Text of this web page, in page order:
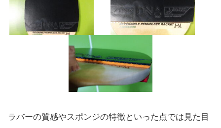
ラバーの質感やスポンジの特徴といった点では見た目